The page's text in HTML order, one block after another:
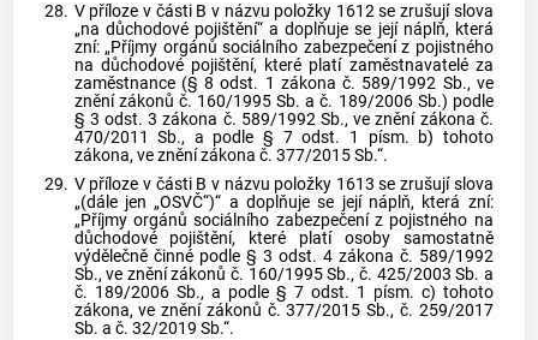
28. V příloze v části B v názvu položky 1612 se zrušují slova
„na důchodové pojištění“ a doplňuje se její náplň, která
zní: „Příjmy orgánů sociálního zabezpečení z pojistného
na důchodové pojištění, které platí zaměstnavatelé za
zaměstnance (§ 8 odst. 1 zákona č. 589/1992 Sb., ve
znění zákonů č. 160/1995 Sb. a č. 189/2006 Sb.) podle
§ 3 odst. 3 zákona č. 589/1992 Sb., ve znění zákona č.
470/2011 Sb., a podle § 7 odst. 1 písm. b) tohoto
zákona, ve znění zákona č. 377/2015 Sb.“.
29. V příloze v části B v názvu položky 1613 se zrušují slova
„(dále jen „OSVČ“)“ a doplňuje se její náplň, která zní:
„Příjmy orgánů sociálního zabezpečení z pojistného na
důchodové pojištění, které platí osoby samostatně
výdělečně činné podle § 3 odst. 4 zákona č. 589/1992
Sb., ve znění zákonů č. 160/1995 Sb., č. 425/2003 Sb. a
č. 189/2006 Sb., a podle § 7 odst. 1 písm. c) tohoto
zákona, ve znění zákonů č. 377/2015 Sb., č. 259/2017
Sb. a č. 32/2019 Sb.“.